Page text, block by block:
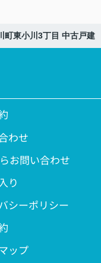
町東小川3丁目 中古戸建
わせ
お問い合わせ
り
シーポリシー
ップ